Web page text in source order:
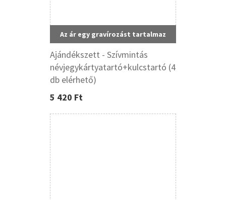
Az ár egy gravírozást tartalmaz
Ajándékszett - Szívmintás
névjegykártyatartó+kulcstartó (4
db elérhető)
5 420 Ft